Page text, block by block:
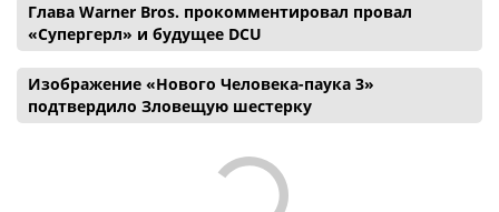
Глава Warner Bros. прокомментировал провал
«Супергерл» и будущее DCU
Изображение «Нового Человека-паука 3»
подтвердило Зловещую шестерку